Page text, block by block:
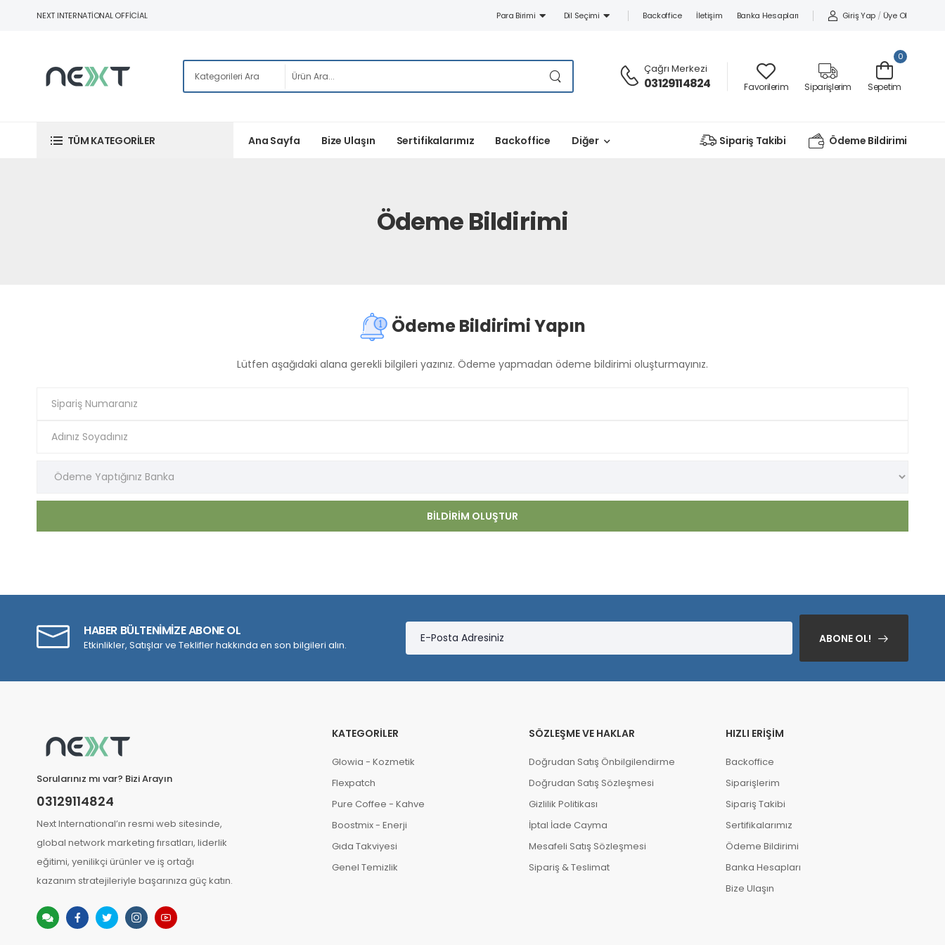
NEXT INTERNATIONAL OFFICIAL Para Birimi Dil Seçimi Backoffice İletişim Banka Hesapları Giriş Yap / Üye Ol
Çağrı Merkezi
03129114824 Favorilerim Siparişlerim
0
Sepetim
TÜM KATEGORILER Ana Sayfa Bize Ulaşın Sertifikalarımız Backoffice Diğer Sipariş Takibi Ödeme Bildirimi
Ödeme Bildirimi
Ödeme Bildirimi Yapın
Lütfen aşağıdaki alana gerekli bilgileri yazınız. Ödeme yapmadan ödeme bildirimi oluşturmayınız.
BILDIRIM OLUŞTUR
HABER BÜLTENİMİZE ABONE OL
Etkinlikler, Satışlar ve Teklifler hakkında en son bilgileri alın. ABONE OL!
Sorularınız mı var? Bizi Arayın
03129114824
Next International’ın resmi web sitesinde,
global network marketing fırsatları, liderlik
eğitimi, yenilikçi ürünler ve iş ortağı
kazanım stratejileriyle başarınıza güç katın.
KATEGORILER
Glowia - Kozmetik
Flexpatch
Pure Coffee - Kahve
Boostmix - Enerji
Gıda Takviyesi
Genel Temizlik
SÖZLEŞME VE HAKLAR
Doğrudan Satış Önbilgilendirme
Doğrudan Satış Sözleşmesi
Gizlilik Politikası
İptal İade Cayma
Mesafeli Satış Sözleşmesi
Sipariş & Teslimat
HIZLI ERIŞIM
Backoffice
Siparişlerim
Sipariş Takibi
Sertifikalarımız
Ödeme Bildirimi
Banka Hesapları
Bize Ulaşın